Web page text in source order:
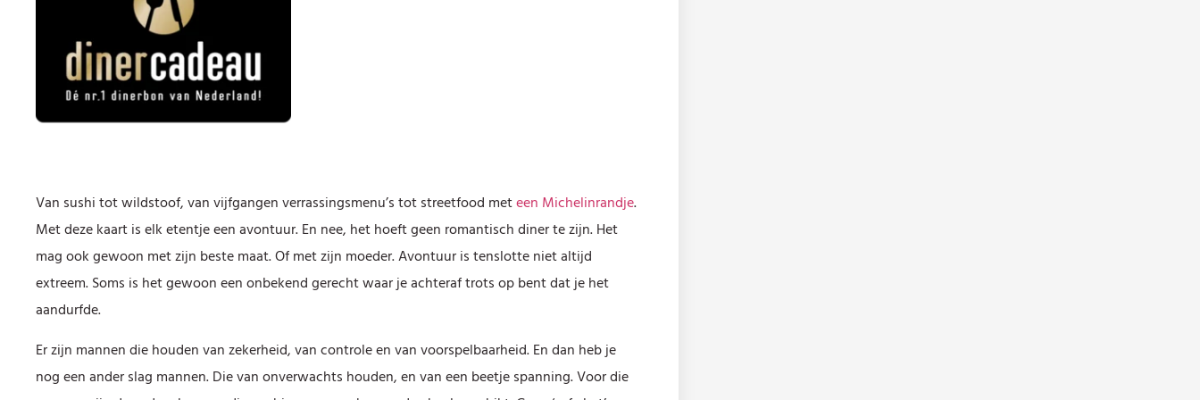
Van sushi tot wildstoof, van vijfgangen verrassingsmenu’s tot streetfood meteen Michelinrandje.
Met deze kaart is elk etentje een avontuur. En nee, het hoeft geen romantisch diner te zijn. Het
mag ook gewoon met zijn beste maat. Of met zijn moeder. Avontuur is tenslotte niet altijd
extreem. Soms is het gewoon een onbekend gerecht waar je achteraf trots op bent dat je het
aandurfde.
Er zijn mannen die houden van zekerheid, van controle en van voorspelbaarheid. En dan heb je
nog een ander slag mannen. Die van onverwachts houden, en van een beetje spanning. Voor die